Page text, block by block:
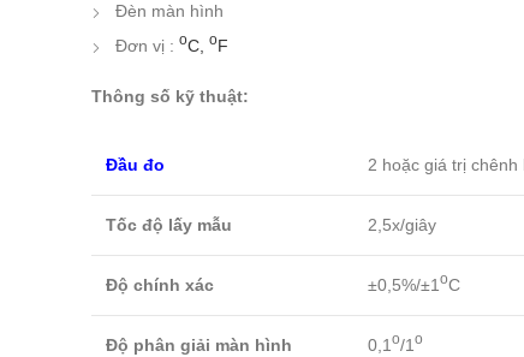
Đèn màn hình
Đơn vị : oC, oF
Thông số kỹ thuật:
Đầu đo 2 hoặc giá trị chênh
Tốc độ lấy mẫu 2,5x/giây
Độ chính xác ±0,5%/±1 oC
Độ phân giải màn hình 0,1 o/1 o